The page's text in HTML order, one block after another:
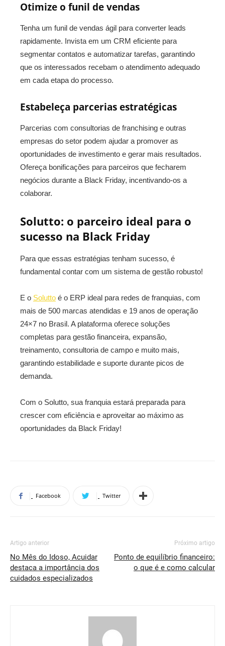
Otimize o funil de vendas
Tenha um funil de vendas ágil para converter leads
rapidamente. Invista em um CRM eficiente para
segmentar contatos e automatizar tarefas, garantindo
que os interessados recebam o atendimento adequado
em cada etapa do processo.
Estabeleça parcerias estratégicas
Parcerias com consultorias de franchising e outras
empresas do setor podem ajudar a promover as
oportunidades de investimento e gerar mais resultados.
Ofereça bonificações para parceiros que fecharem
negócios durante a Black Friday, incentivando-os a
colaborar.
Solutto: o parceiro ideal para o
sucesso na Black Friday
Para que essas estratégias tenham sucesso, é
fundamental contar com um sistema de gestão robusto!
E o Solutto é o ERP ideal para redes de franquias, com
mais de 500 marcas atendidas e 19 anos de operação
24×7 no Brasil. A plataforma oferece soluções
completas para gestão financeira, expansão,
treinamento, consultoria de campo e muito mais,
garantindo estabilidade e suporte durante picos de
demanda.
Com o Solutto, sua franquia estará preparada para
crescer com eficiência e aproveitar ao máximo as
oportunidades da Black Friday!
Facebook Twitter
Artigo anterior
No Mês do Idoso, Acuidar
destaca a importância dos
cuidados especializados
Próximo artigo
Ponto de equilíbrio financeiro:
o que é e como calcular